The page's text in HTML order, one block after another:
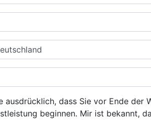
ausdrücklich, dass Sie vor Ende der
beginnen. Mir ist bekannt,